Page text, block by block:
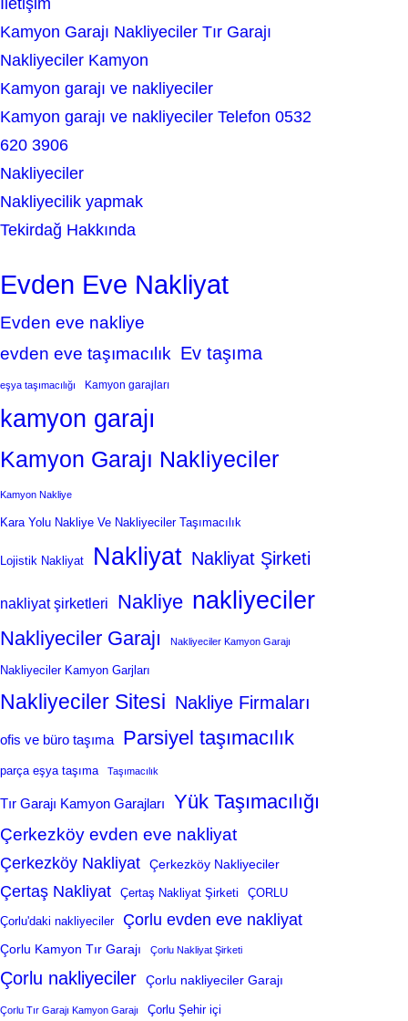
İletişim
Kamyon Garajı Nakliyeciler Tır Garajı
Nakliyeciler Kamyon
Kamyon garajı ve nakliyeciler
Kamyon garajı ve nakliyeciler Telefon 0532
620 3906
Nakliyeciler
Nakliyecilik yapmak
Tekirdağ Hakkında
Evden Eve Nakliyat
Evden eve nakliye
evden eve taşımacılık Ev taşıma
eşya taşımacılığı Kamyon garajları
kamyon garajı
Kamyon Garajı Nakliyeciler
Kamyon Nakliye
Kara Yolu Nakliye Ve Nakliyeciler Taşımacılık
Lojistik Nakliyat Nakliyat Nakliyat Şirketi
nakliyat şirketleri Nakliye nakliyeciler
Nakliyeciler Garajı Nakliyeciler Kamyon Garajı
Nakliyeciler Kamyon Garjları
Nakliyeciler Sitesi Nakliye Firmaları
ofis ve büro taşıma Parsiyel taşımacılık
parça eşya taşıma Taşımacılık
Tır Garajı Kamyon Garajları Yük Taşımacılığı
Çerkezköy evden eve nakliyat
Çerkezköy Nakliyat Çerkezköy Nakliyeciler
Çertaş Nakliyat Çertaş Nakliyat Şirketi ÇORLU
Çorlu'daki nakliyeciler Çorlu evden eve nakliyat
Çorlu Kamyon Tır Garajı Çorlu Nakliyat Şirketi
Çorlu nakliyeciler Çorlu nakliyeciler Garajı
Çorlu Tır Garajı Kamyon Garajı Çorlu Şehir içi